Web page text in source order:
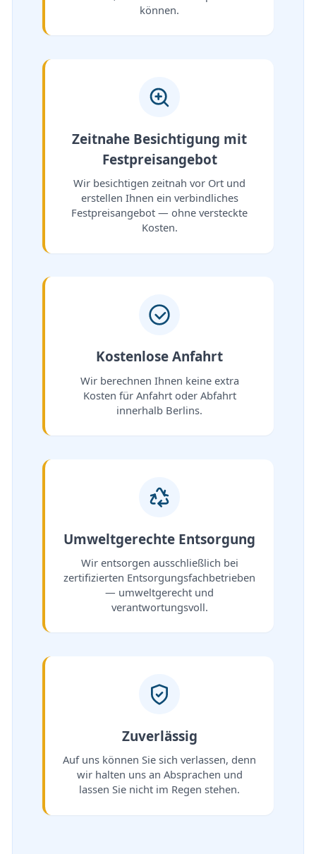
können.
Zeitnahe Besichtigung mit
Festpreisangebot
Wir besichtigen zeitnah vor Ort und
erstellen Ihnen ein verbindliches
Festpreisangebot — ohne versteckte
Kosten.
Kostenlose Anfahrt
Wir berechnen Ihnen keine extra
Kosten für Anfahrt oder Abfahrt
innerhalb Berlins.
Umweltgerechte Entsorgung
Wir entsorgen ausschließlich bei
zertifizierten Entsorgungsfachbetrieben
— umweltgerecht und
verantwortungsvoll.
Zuverlässig
Auf uns können Sie sich verlassen, denn
wir halten uns an Absprachen und
lassen Sie nicht im Regen stehen.